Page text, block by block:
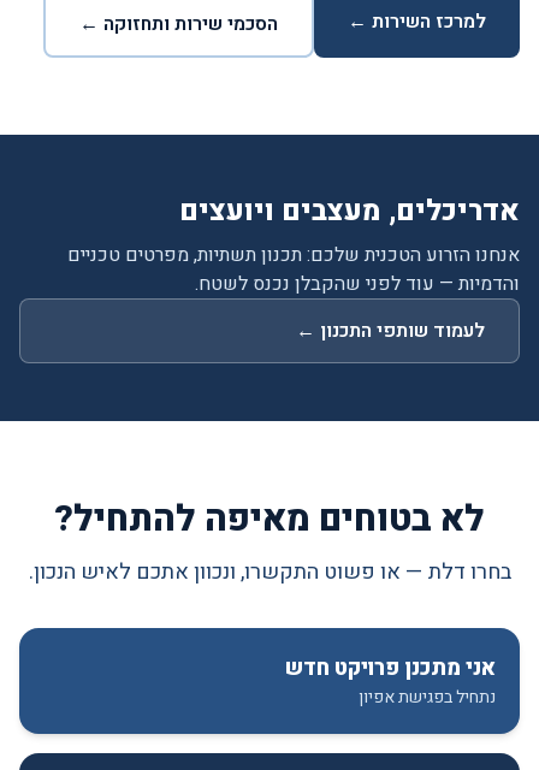
למרכז השירות ← הסכמי שירות ותחזוקה ←
אדריכלים, מעצבים ויועצים
אנחנו הזרוע הטכנית שלכם: תכנון תשתיות, מפרטים טכניים
והדמיות — עוד לפני שהקבלן נכנס לשטח.
לעמוד שותפי התכנון ←
לא בטוחים מאיפה להתחיל?
בחרו דלת — או פשוט התקשרו, ונכוון אתכם לאיש הנכון.
אני מתכנן פרויקט חדש
נתחיל בפגישת אפיון